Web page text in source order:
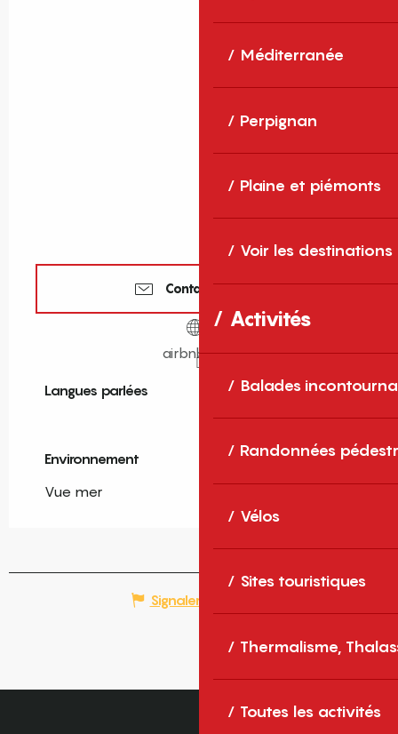
Méditerranée
Perpignan
Plaine et piémonts
Voir les destinations
Activités
Balades
Randonnées
Vélos
Sites touristiques
Thermalisme,
Toutes les activités
Contactez-nous
airbnb.com
Langues parlées
Langues parlées
Environnement
Environnement
Vue mer
Signaler une erreur